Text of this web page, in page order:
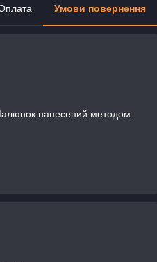
Умови повернення
нанесений методом